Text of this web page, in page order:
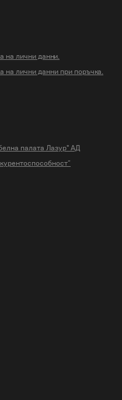
обработка на лични данни.
обработка на лични данни при поръчка.
палата Лазур" АД